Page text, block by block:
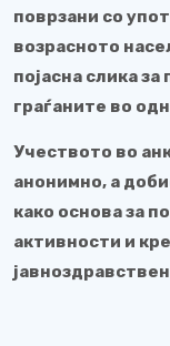
поврзани со
возрасното
појасна слика
граѓаните во
Учеството во
анонимно, а
како основа за
активности и